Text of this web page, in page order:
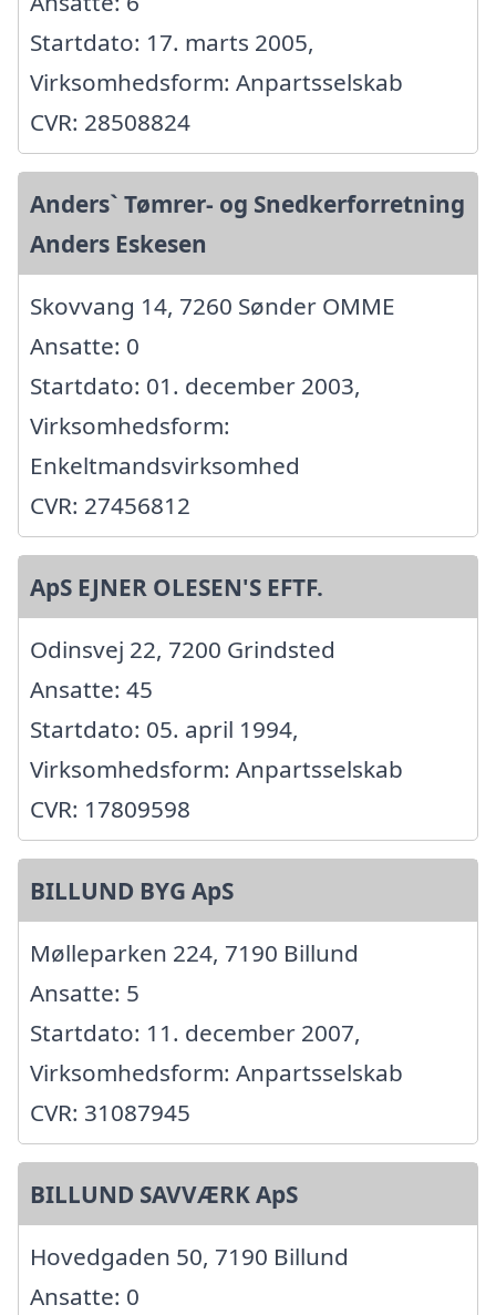
Startdato: 17. marts 2005,
Virksomhedsform: Anpartsselskab
CVR: 28508824
Anders` Tømrer- og Snedkerforretning
Anders Eskesen
Skovvang 14, 7260 Sønder OMME
Ansatte: 0
Startdato: 01. december 2003,
Virksomhedsform:
Enkeltmandsvirksomhed
CVR: 27456812
ApS EJNER OLESEN'S EFTF.
Odinsvej 22, 7200 Grindsted
Ansatte: 45
Startdato: 05. april 1994,
Virksomhedsform: Anpartsselskab
CVR: 17809598
BILLUND BYG ApS
Mølleparken 224, 7190 Billund
Ansatte: 5
Startdato: 11. december 2007,
Virksomhedsform: Anpartsselskab
CVR: 31087945
BILLUND SAVVÆRK ApS
Hovedgaden 50, 7190 Billund
Ansatte: 0